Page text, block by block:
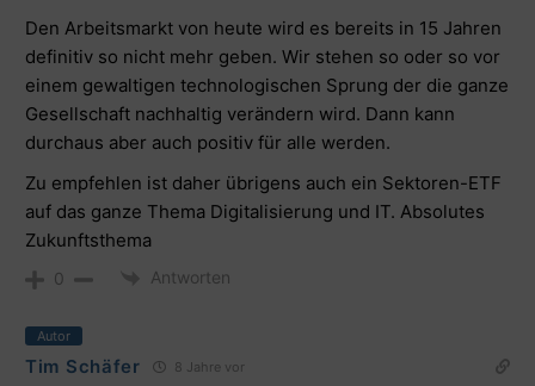
Den Arbeitsmarkt von heute wird es bereits in 15 Jahren
definitiv so nicht mehr geben. Wir stehen so oder so vor
einem gewaltigen technologischen Sprung der die ganze
Gesellschaft nachhaltig verändern wird. Dann kann
durchaus aber auch positiv für alle werden.
Zu empfehlen ist daher übrigens auch ein Sektoren-ETF
auf das ganze Thema Digitalisierung und IT. Absolutes
Zukunftsthema
0 Antworten
Autor
Tim Schäfer 8 Jahre vor